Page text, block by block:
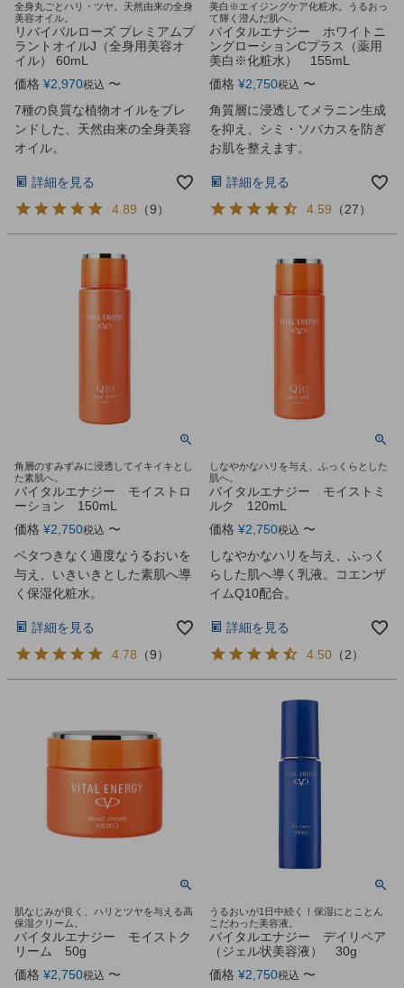
全身丸ごとハリ・ツヤ。天然由来の全身
美容オイル。
リバイバルローズ プレミアムプ
ラントオイルJ（全身用美容オ
イル） 60mL
価格 ¥2,970税込 〜
7種の良質な植物オイルをブレ
ンドした、天然由来の全身美容
オイル。
詳細を見る
4.89 （9）
美白※エイジングケア化粧水。うるおっ
て輝く澄んだ肌へ。
バイタルエナジー ホワイトニ
ングローションCプラス（薬用
美白※化粧水） 155mL
価格 ¥2,750税込 〜
角質層に浸透してメラニン生成
を抑え、シミ・ソバカスを防ぎ
お肌を整えます。
詳細を見る
4.59 （27）
角層のすみずみに浸透してイキイキとし
た素肌へ。
バイタルエナジー モイストロ
ーション 150mL
価格 ¥2,750税込 〜
ベタつきなく適度なうるおいを
与え、いきいきとした素肌へ導
く保湿化粧水。
詳細を見る
4.78 （9）
しなやかなハリを与え、ふっくらとした
肌へ。
バイタルエナジー モイストミ
ルク 120mL
価格 ¥2,750税込 〜
しなやかなハリを与え、ふっく
らした肌へ導く乳液。コエンザ
イムQ10配合。
詳細を見る
4.50 （2）
肌なじみが良く、ハリとツヤを与える高
保湿クリーム。
バイタルエナジー モイストク
リーム 50g
価格 ¥2,750税込 〜
うるおいが1日中続く！保湿にとことん
こだわった美容液。
バイタルエナジー デイリペア
（ジェル状美容液） 30g
価格 ¥2,750税込 〜